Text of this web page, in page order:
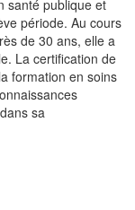
santé publique et
période. Au cours
de 30 ans, elle a
La certification de
formation en soins
sa